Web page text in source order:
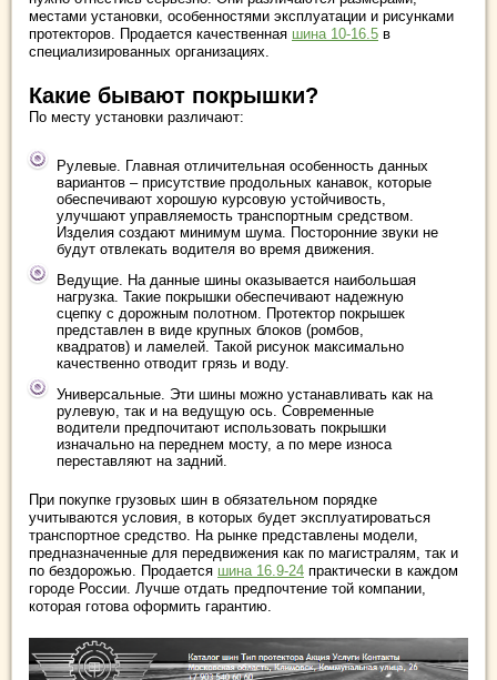
местами установки, особенностями эксплуатации и рисунками
протекторов. Продается качественная шина 10-16.5 в
специализированных организациях.
Какие бывают покрышки?
По месту установки различают:
Рулевые. Главная отличительная особенность данных
вариантов – присутствие продольных канавок, которые
обеспечивают хорошую курсовую устойчивость,
улучшают управляемость транспортным средством.
Изделия создают минимум шума. Посторонние звуки не
будут отвлекать водителя во время движения.
Ведущие. На данные шины оказывается наибольшая
нагрузка. Такие покрышки обеспечивают надежную
сцепку с дорожным полотном. Протектор покрышек
представлен в виде крупных блоков (ромбов,
квадратов) и ламелей. Такой рисунок максимально
качественно отводит грязь и воду.
Универсальные. Эти шины можно устанавливать как на
рулевую, так и на ведущую ось. Современные
водители предпочитают использовать покрышки
изначально на переднем мосту, а по мере износа
переставляют на задний.
При покупке грузовых шин в обязательном порядке
учитываются условия, в которых будет эксплуатироваться
транспортное средство. На рынке представлены модели,
предназначенные для передвижения как по магистралям, так и
по бездорожью. Продается шина 16.9-24 практически в каждом
городе России. Лучше отдать предпочтение той компании,
которая готова оформить гарантию.